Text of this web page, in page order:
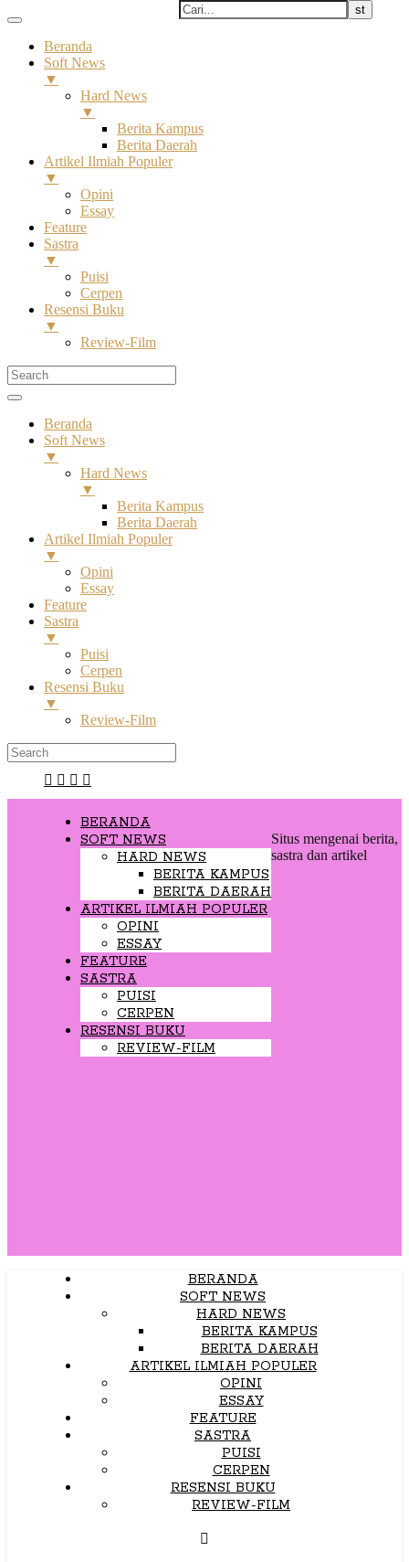
Beranda
Soft News
▼
Hard News
▼
Berita Kampus
Berita Daerah
Artikel Ilmiah Populer
▼
Opini
Essay
Feature
Sastra
▼
Puisi
Cerpen
Resensi Buku
▼
Review-Film
Beranda
Soft News
▼
Hard News
▼
Berita Kampus
Berita Daerah
Artikel Ilmiah Populer
▼
Opini
Essay
Feature
Sastra
▼
Puisi
Cerpen
Resensi Buku
▼
Review-Film
BERANDA
SOFT NEWS
HARD NEWS
BERITA KAMPUS
BERITA DAERAH
ARTIKEL ILMIAH POPULER
OPINI
ESSAY
FEATURE
SASTRA
PUISI
CERPEN
RESENSI BUKU
REVIEW-FILM
Situs mengenai berita,
sastra dan artikel
BERANDA
SOFT NEWS
HARD NEWS
BERITA KAMPUS
BERITA DAERAH
ARTIKEL ILMIAH POPULER
OPINI
ESSAY
FEATURE
SASTRA
PUISI
CERPEN
RESENSI BUKU
REVIEW-FILM